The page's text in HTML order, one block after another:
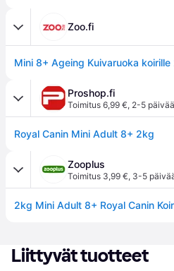
Zoo.fi
Proshop.fi
Toimitus 6,99 €, 2-5 päivää
Royal Canin Mini Adult 8+ 2kg
Zooplus
Toimitus 3,99 €, 3-5
2kg Mini Adult 8+ Royal Canin
Liittyvät tuotteet